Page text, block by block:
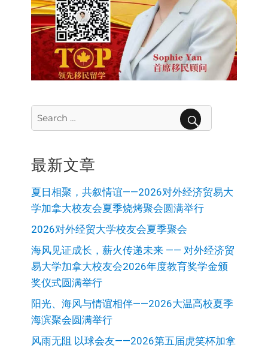
for:
最新文章
夏日相聚，共叙情谊——2026对外经济贸易大
学加拿大校友会夏季烧烤聚会圆满举行
2026对外经贸大学校友会夏季聚会
海风见证成长，薪火传递未来 —— 对外经济贸
易大学加拿大校友会2026年度教育奖学金颁
奖仪式圆满举行
阳光、海风与情谊相伴——2026大温高校夏季
海滨聚会圆满举行
风雨无阻 以球会友——2026第五届虎笑杯加拿